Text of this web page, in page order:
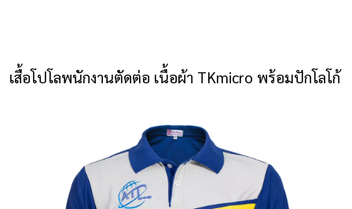
หน้าแรก
โปรแกรมออกแบบยูนิฟอร์ม
เสื้อโปโลพนักงานตัดต่อ เนื้อผ้า TKmicro พร้อมปักโลโก้